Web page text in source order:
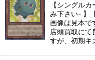
【シングル
み下さい- 】
画像は見本で
店頭買取にて
すが、初期キ